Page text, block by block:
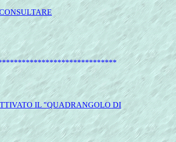
IL "QUADRANGOLO DI